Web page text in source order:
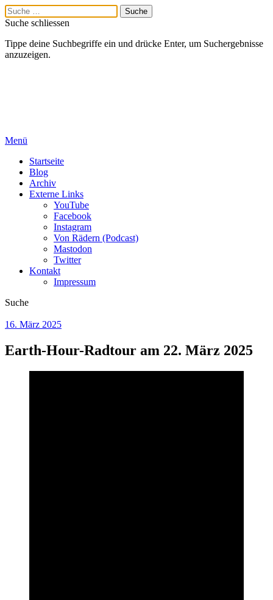
Suche schliessen
Tippe deine Suchbegriffe ein und drücke Enter, um Suchergebnisse
anzuzeigen.
Menü
Startseite
Blog
Archiv
Externe Links
YouTube
Facebook
Instagram
Von Rädern (Podcast)
Mastodon
Twitter
Kontakt
Impressum
Suche
16. März 2025
Earth-Hour-Radtour am 22. März 2025